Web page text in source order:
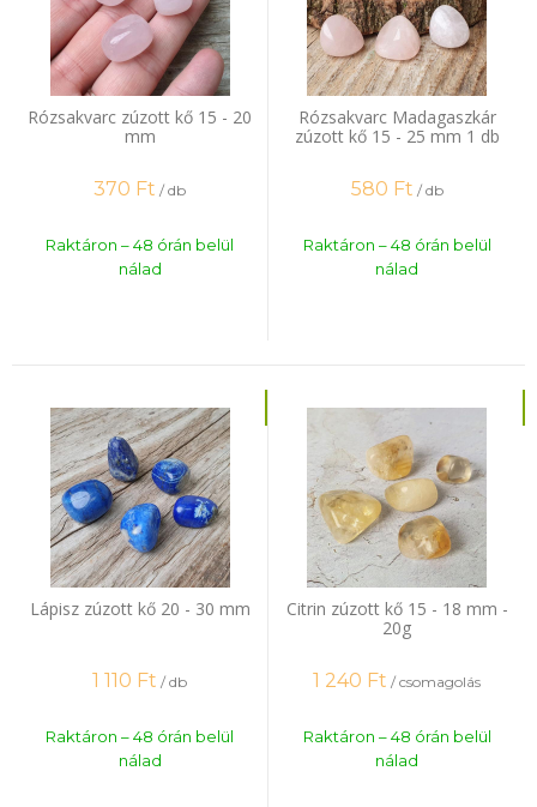
Rózsakvarc zúzott kő 15 - 20
mm
370 Ft / db
Raktáron – 48 órán belül
nálad
Rózsakvarc Madagaszkár
zúzott kő 15 - 25 mm 1 db
580 Ft / db
Raktáron – 48 órán belül
nálad
Lápisz zúzott kő 20 - 30 mm
1 110 Ft / db
Raktáron – 48 órán belül
nálad
Citrin zúzott kő 15 - 18 mm -
20g
1 240 Ft / csomagolás
Raktáron – 48 órán belül
nálad